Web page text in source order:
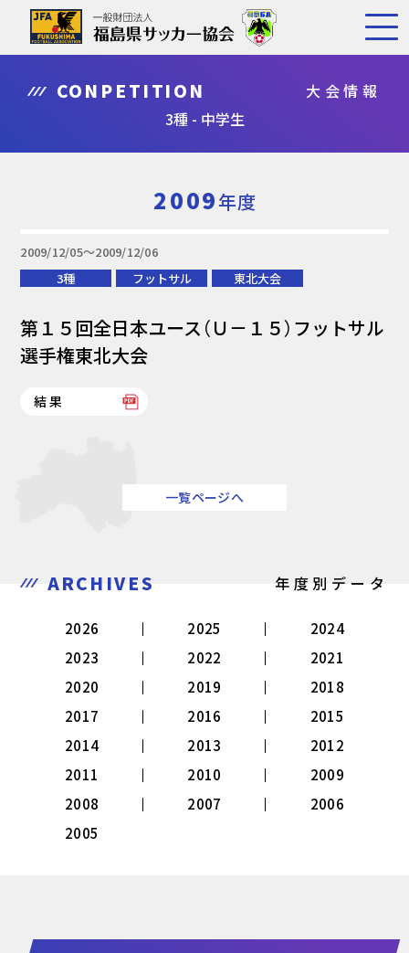
CONPETITION
大会情報
3種 - 中学生
2009年度
2009/12/05〜2009/12/06
3種
フットサル 東北大会
第１５回全日本ユース（Ｕ－１５）フットサル
選手権東北大会
結果
一覧ページへ
ARCHIVES 年度別データ
2026 2025
2024
2023
2022
2021
2020
2019
2018
2017
2016
2015
2014
2013
2012
2011
2010
2009
2008
2007
2006
2005